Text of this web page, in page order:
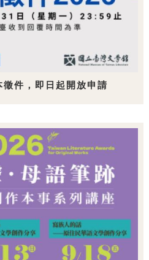
件，即日起開放申請